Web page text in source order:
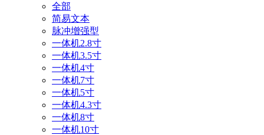
全部
简易文本
脉冲增强型
一体机2.8寸
一体机3.5寸
一体机4寸
一体机7寸
一体机5寸
一体机4.3寸
一体机8寸
一体机10寸